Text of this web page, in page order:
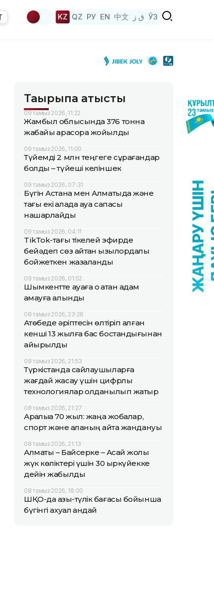
KZ QZ РУ EN 中文 ق ز ЎЗ
Тақырыпқа қатысты
09 тамыз 2026, 11:22
Жамбыл облысында 376 тонна
жабайы қарасора жойылды
09 тамыз 2026, 11:00
Түйемді 2 млн теңгеге сұрағандар
болды – түйеші келіншек
09 тамыз 2026, 07:31
Бүгін Астана мен Алматыда және
тағы екі қалада ауа сапасы
нашарлайды
09 тамыз 2026, 04:11
TikТok-тағы тікелей эфирде
бейәдеп сөз айтқан қызылордалық
бойжеткен жазаланды
09 тамыз 2026, 01:52
Шымкентте ауаға оқ атқан адам
қамауға алынды
08 тамыз 2026, 23:26
Ақтөбеде әріптесін өлтіріп алған
кенші 13 жылға бас бостандығынан
айырылды
08 тамыз 2026, 21:53
Түркістанда сайлаушыларға
жағдай жасау үшін цифрлық
технологиялар қолданылып жатыр
08 тамыз 2026, 21:27
Арқалыққа 70 жыл: жаңа жобалар,
спорт және қаланың қайта жандануы
08 тамыз 2026, 21:13
Алматы – Байсерке – Ақсай жолы
жүк көліктері үшін 30 қыркүйекке
дейін жабылды
08 тамыз 2026, 18:00
ШҚО-да азық-түлік бағасы бойынша
бүгінгі ахуал қандай